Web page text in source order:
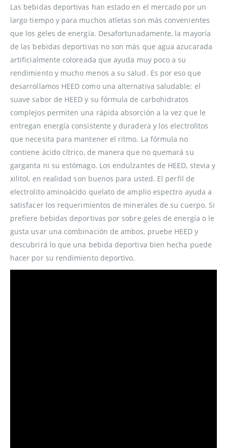
Las bebidas deportivas han estado en el mercado por un
largo tiempo y para muchos atletas son más convenientes
que los geles de energía. Desafortunadamente, la mayoría
de las bebidas deportivas no son más que agua azucarada
artificialmente coloreada que ayuda muy poco a su
rendimiento y mucho menos a su salud. Es por eso que
desarrollamos HEED como una alternativa saludable; el
suave sabor de HEED y su fórmula de carbohidratos
complejos permiten una rápida absorción a la vez que le
entregan energía consistente y duradera y los electrolitos
que necesita para mantener el ritmo. La fórmula no
contiene ácido cítrico, de manera que no quemará su
garganta ni su estómago. Los endulzantes de HEED, stevia y
xilitol, en realidad son buenos para usted. El perfil de
electrolito aminoácido quelato de amplio espectro ayuda a
satisfacer los requerimientos de minerales de su cuerpo. Si
prefiere bebidas deportivas por sobre geles de energía o le
gusta usar una combinación de ambos, pruebe HEED y
descubrirá lo que una bebida deportiva bien hecha puede
hacer por su rendimiento deportivo.